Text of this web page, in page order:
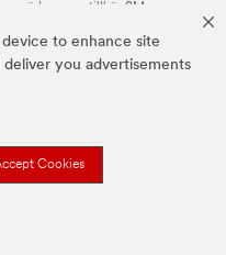
to enhance site
deliver you advertisements
Cookies
som tillhör 3M.